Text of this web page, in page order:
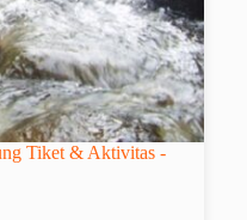
Tiket & Aktivitas -